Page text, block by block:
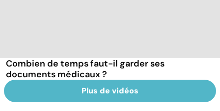
Combien de temps faut-il garder ses
documents médicaux ?
Plus de vidéos